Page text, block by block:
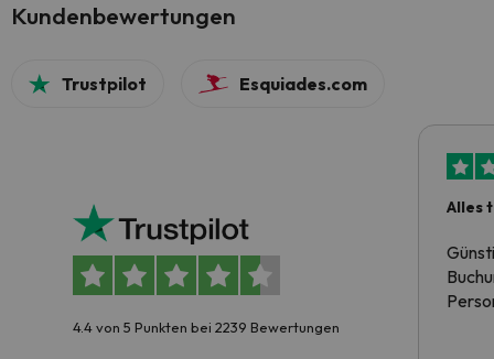
Kundenbewertungen
Trustpilot Esquiades.com
4.4 von 5 Punkten bei 2239 Bewertungen
Alles